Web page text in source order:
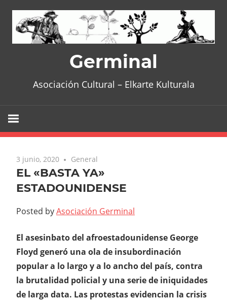
content
Germinal
Asociación Cultural – Elkarte Kulturala
3 junio, 2020 General
EL «BASTA YA»
ESTADOUNIDENSE
Posted byAsociación Germinal
El asesinbato del afroestadounidense George
Floyd generó una ola de insubordinación
popular a lo largo y a lo ancho del país, contra
la brutalidad policial y una serie de iniquidades
de larga data. Las protestas evidencian la crisis